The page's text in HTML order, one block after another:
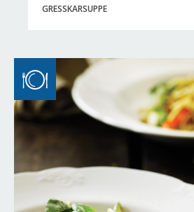
GRESSKARSUPPE